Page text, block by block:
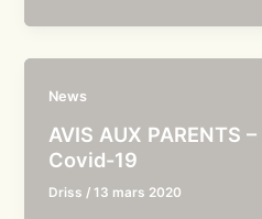
News
AVIS AUX PARENTS
Covid-19
Driss /13 mars 2020